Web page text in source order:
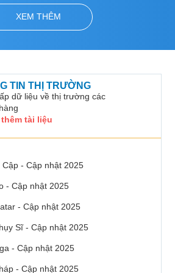
TIN THỊ TRƯỜNG
dữ liệu về thị trường các
thêm tài liệu
- Cập nhật 2025
- Cập nhật 2025
- Cập nhật 2025
Sĩ - Cập nhật 2025
- Cập nhật 2025
- Cập nhật 2025